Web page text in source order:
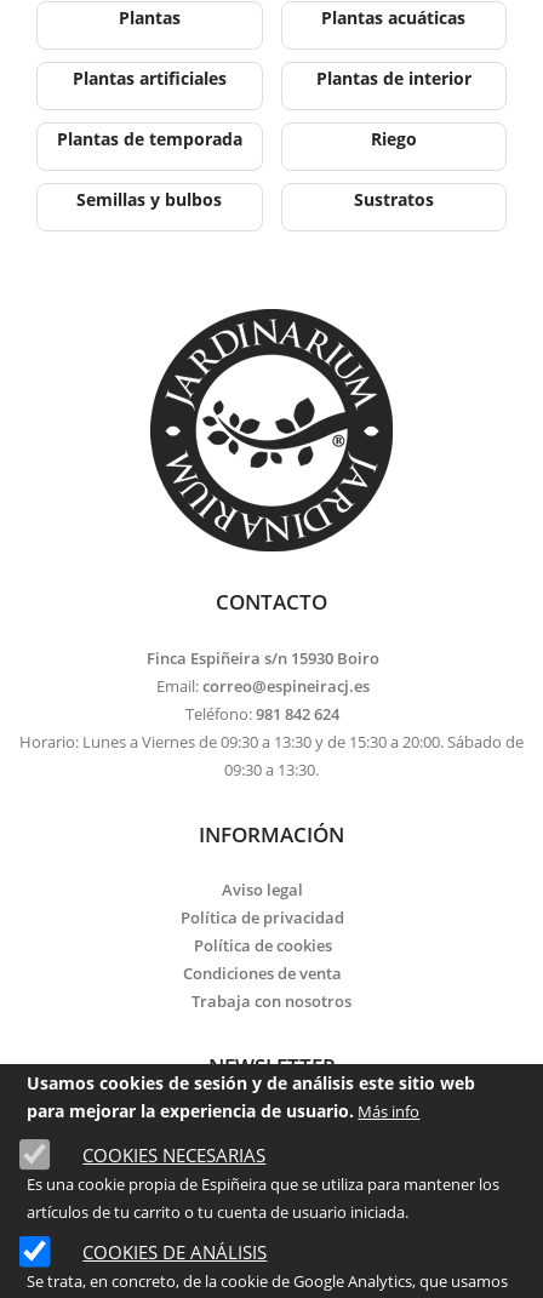
Plantas Plantas acuáticas
Plantas artificiales Plantas de interior
Plantas de temporada Riego
Semillas y bulbos Sustratos
CONTACTO
Finca Espiñeira s/n 15930 Boiro
Email:correo@espineiracj.es
Teléfono:981 842 624
Horario: Lunes a Viernes de 09:30 a 13:30 y de 15:30 a 20:00. Sábado de
09:30 a 13:30.
INFORMACIÓN
Aviso legal
Política de privacidad
Política de cookies
Condiciones de venta
Trabaja con nosotros
NEWSLETTER
Email
He leído y acepto lapolítica de privacidad
Usamos cookies de sesión y de análisis este sitio web
para mejorar la experiencia de usuario. Más info
COOKIES NECESARIAS
Es una cookie propia de Espiñeira que se utiliza para mantener los
artículos de tu carrito o tu cuenta de usuario iniciada.
COOKIES DE ANÁLISIS
Se trata, en concreto, de la cookie de Google Analytics, que usamos